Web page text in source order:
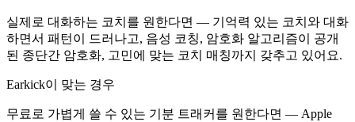
실제로 대화하는 코치를 원한다면 — 기억력 있는 코치와 대화
하면서 패턴이 드러나고, 음성 코칭, 암호화 알고리즘이 공개
된 종단간 암호화, 고민에 맞는 코치 매칭까지 갖추고 있어요.
Earkick이 맞는 경우
무료로 가볍게 쓸 수 있는 기분 트래커를 원한다면 — Apple